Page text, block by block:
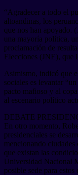
“Agradecer a todo el
altoandinas, los
que nos han apoyado.
una mayoría política,
proclamación de
Elecciones (JNE), que
Asimismo, indicó que
sociales es levantar
pacto mafioso y al
al escenario político
DEBATE
En otro momento,
presidenciales se
mencionando
que existan las
Universidad Nacional
posible sede para estos